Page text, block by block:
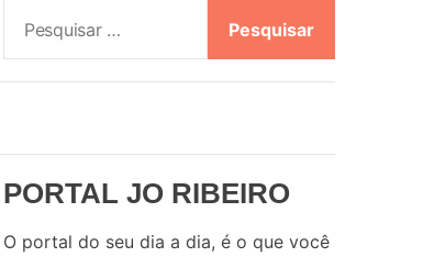
s
i
a
r
PORTAL JO RIBEIRO
O portal do seu dia a dia, é o que você